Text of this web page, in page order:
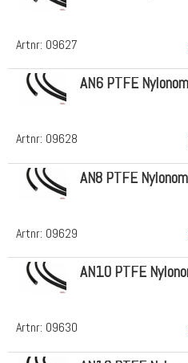
Artnr: 09627
Artnr: 09628
AN6 PTFE
Artnr: 09629
AN8 PTFE
Artnr: 09630
AN10 PTFE